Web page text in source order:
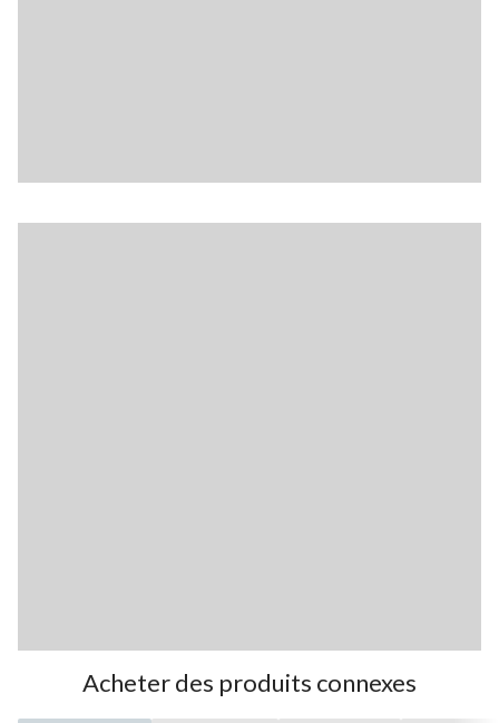
Acheter des produits connexes